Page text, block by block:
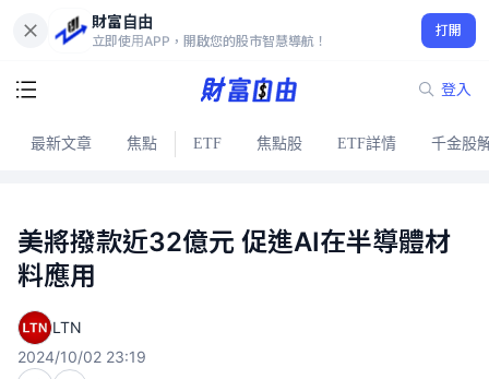
財富自由
立即使用APP，開啟您的股市智慧導航！
打開
登入
最新文章 焦點 ETF 焦點股 ETF詳情 千金股
美將撥款近32億元 促進AI在半導體材
料應用
LTN
2024/10/02 23:19